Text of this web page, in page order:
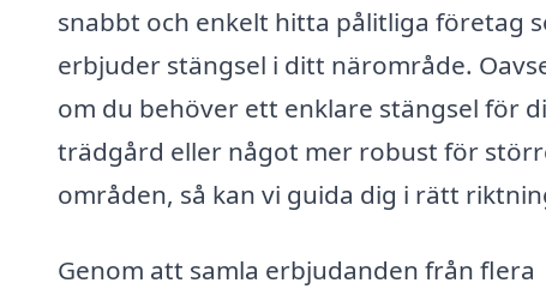
snabbt och enkelt hitta pålitliga företag
erbjuder stängsel i ditt närområde.
om du behöver ett enklare stängsel för
trädgård eller något mer robust för
områden, så kan vi guida dig i rätt
Genom att samla erbjudanden från flera